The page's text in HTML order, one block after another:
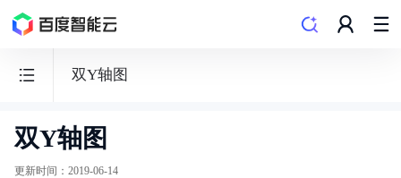
双Y轴图
物
联
双Y轴图
更新时间 ： 2019-06-14